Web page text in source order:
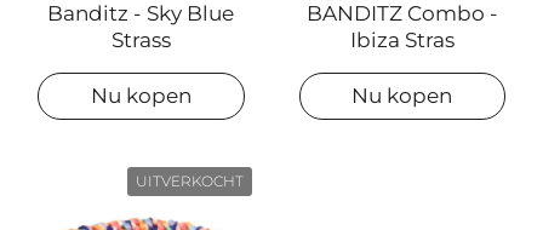
Banditz - Sky Blue
Strass
Nu kopen
BANDITZ Combo -
Ibiza Stras
Nu kopen
UITVERKOCHT